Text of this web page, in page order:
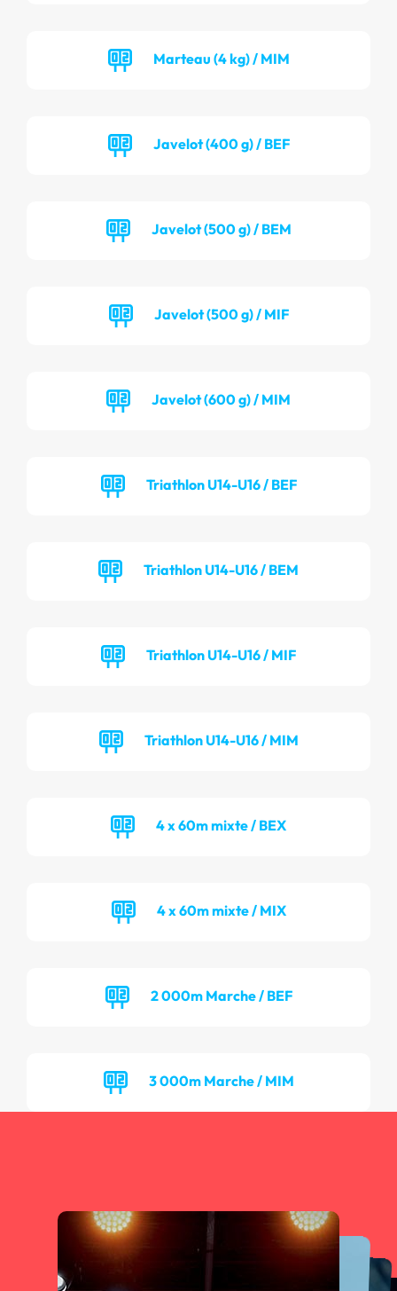
Marteau (4 kg) / MIM
Javelot (400 g) / BEF
Javelot (500 g) / BEM
Javelot (500 g) / MIF
Javelot (600 g) / MIM
Triathlon U14-U16 / BEF
Triathlon U14-U16 / BEM
Triathlon U14-U16 / MIF
Triathlon U14-U16 / MIM
4 x 60m mixte / BEX
4 x 60m mixte / MIX
2 000m Marche / BEF
3 000m Marche / MIM